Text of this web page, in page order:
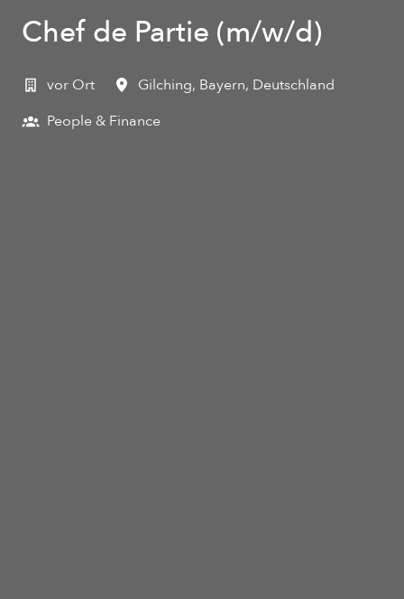
Chef de Partie (m/w/d)
vor Ort Gilching, Bayern, Deutschland
People & Finance